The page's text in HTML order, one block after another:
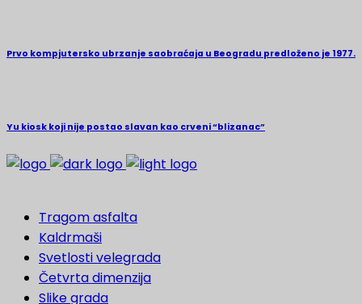
Prvo kompjutersko ubrzanje saobraćaja u Beogradu predloženo je 1977.
Yu kiosk koji nije postao slavan kao crveni “blizanac”
Tragom asfalta
Kaldrmaši
Svetlosti velegrada
Četvrta dimenzija
Slike grada